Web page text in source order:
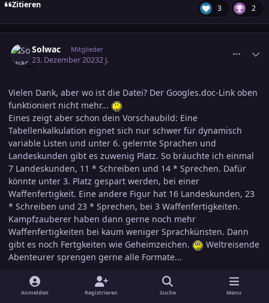
Zitieren 3 2
Solwac Mitglieder
23. Dezember 20232 J.
Vielen Dank, aber wo ist die Datei? Der Googles.doc-Link oben
funktioniert nicht mehr...
Eines zeigt aber schon dein Vorschaubild: Eine
Tabellenkalkulation eignet sich nur schwer für dynamisch
variable Listen und unter 6. gelernte Sprachen und
Landeskunden gibt es zuwenig Platz. So bräuchte ich einmal
7 Landeskunden, 11 * Schreiben und 14 * Sprechen. Dafür
könnte unter 3. Platz gespart werden, bei einer
Waffenfertigkeit. Eine andere Figur hat 16 Landeskunden, 23
* Schreiben und 23 * Sprechen, bei 3 Waffenfertigkeiten.
Kampfzauberer haben dann gerne noch mehr
Waffenfertigkeiten bei kaum weniger Sprachkünsten. Dann
gibt es noch Fertgkeiten wie Geheimzeichen.
Weltreisende
Abenteurer sprengen gerne alle Formate...
Zitieren
Anmelden Registrieren Suche Menu